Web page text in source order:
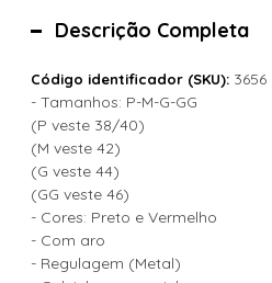
Descrição Completa
Código identificador (SKU): 3656
- Tamanhos: P-M-G-GG
(P veste 38/40)
(M veste 42)
(G veste 44)
(GG veste 46)
- Cores: Preto e Vermelho
- Com aro
- Regulagem (Metal)